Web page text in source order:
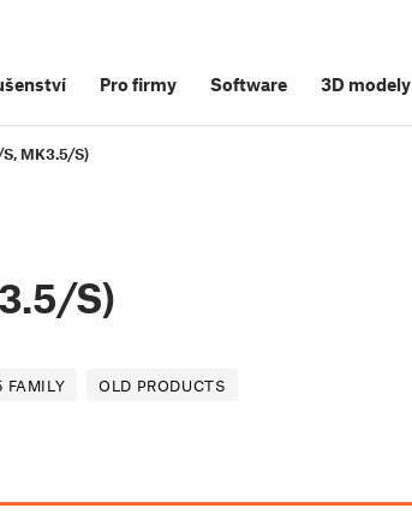
Pro firmy Software 3D modely
MK3.5/S)
S)
FAMILY OLD PRODUCTS